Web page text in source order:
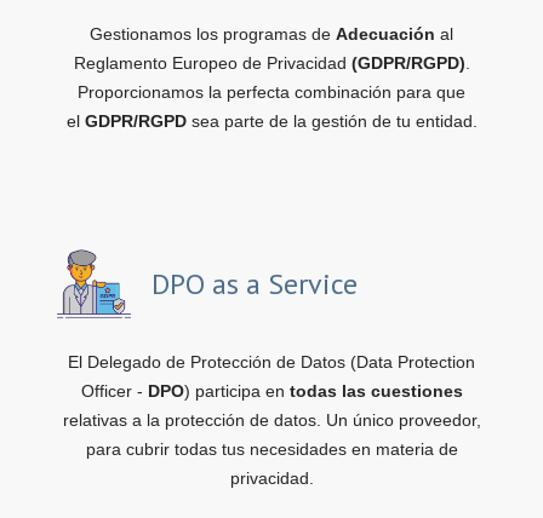
Gestionamos los programas de Adecuación al
Reglamento Europeo de Privacidad (GDPR/RGPD)
Proporcionamos la perfecta combinación para que
el GDPR/RGPDsea parte de la gestión de tu entidad.
DPO as a Service
El Delegado de Protección de Datos (Data Protection
Officer - DPO) participa en todas las cuestiones
relativas a la protección de datos. Un único proveedor,
para cubrir todas tus necesidades en materia de
privacidad.